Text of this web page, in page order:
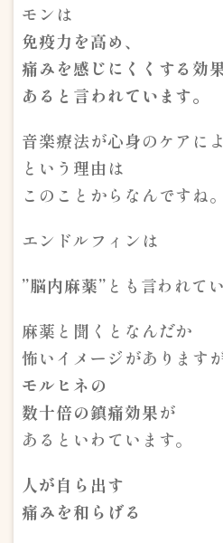
モンは
免疫力を高め、
痛みを感じにくくする効
あると言われています。
音楽療法が心身のケアに
という理由は
このことからなんですね。
エンドルフィンは
”脳内麻薬” とも言われて
麻薬と聞くとなんだか
怖いイメージがあります
モルヒネの
数十倍の鎮痛効果が
あるといわています。
人が自ら出す
痛みを和らげる